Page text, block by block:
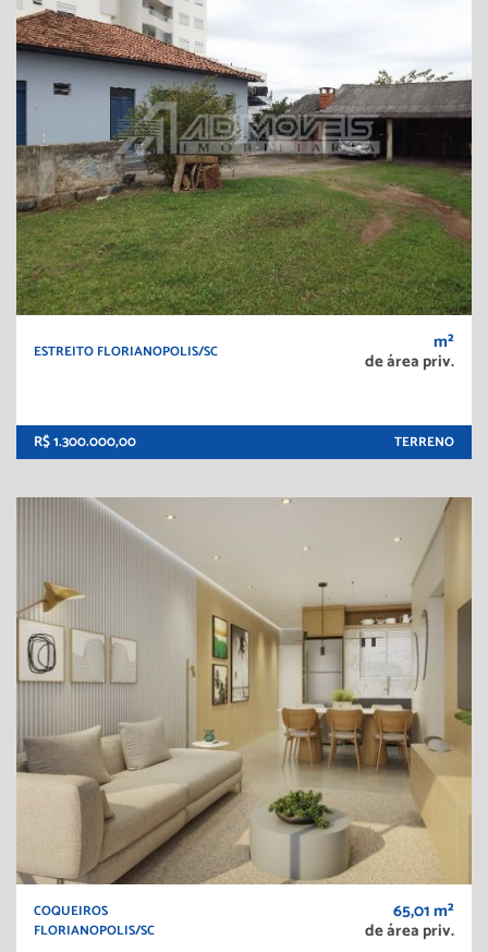
ESTREITO FLORIANOPOLIS/SC m²
de área priv.
R$ 1.300.000,00 TERRENO
COQUEIROS
FLORIANOPOLIS/SC
65,01 m²
de área priv.